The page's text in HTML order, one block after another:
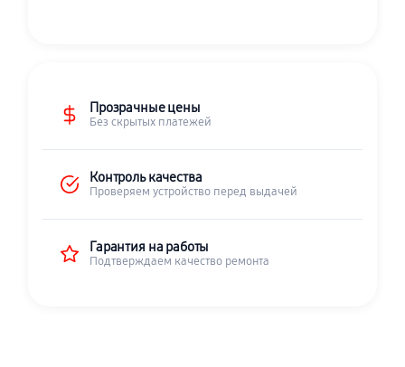
Прозрачные цены
Без скрытых платежей
Контроль качества
Проверяем устройство перед выдачей
Гарантия на работы
Подтверждаем качество ремонта